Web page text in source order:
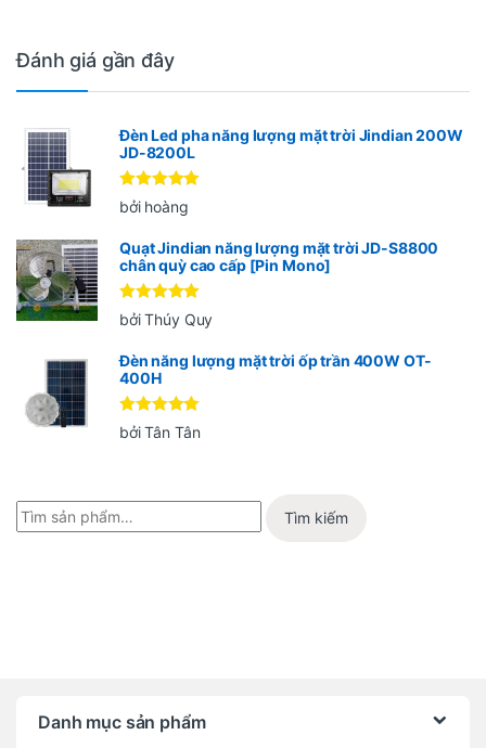
Đánh giá gần đây
Đèn Led pha năng lượng mặt trời Jindian 200W
JD-8200L
Được xếp
hạng55
bởi hoàng
Quạt Jindian năng lượng mặt trời JD-S8800
chân quỳ cao cấp [Pin Mono]
Được xếp
hạng 5 5
bởi Thúy Quy
Đèn năng lượng mặt trời ốp trần 400W OT-
400H
Được xếp
hạng 55
bởi Tân Tân
Tìm kiếm
Danh mục sản phẩm